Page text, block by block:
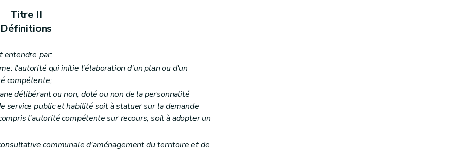
de la reconnaissance – Décret du 23 janvier 2014, art. 14)
des associations environnementales
Titre II
Définitions
entendre par:
l'autorité qui initie l'élaboration d'un plan ou d'un
compétente;
délibérant ou non, doté ou non de la personnalité
service public et habilité soit à statuer sur la demande
l'autorité compétente sur recours, soit à adopter un
communale d'aménagement du territoire et de